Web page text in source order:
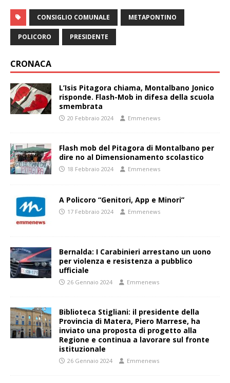
CONSIGLIO COMUNALE METAPONTINO
POLICORO PRESIDENTE
CRONACA
L’Isis Pitagora chiama, Montalbano Jonico
risponde. Flash-Mob in difesa della scuola
smembrata
20 Febbraio 2024 Emmenews
Flash mob del Pitagora di Montalbano per
dire no al Dimensionamento scolastico
18 Febbraio 2024 Emmenews
A Policoro “Genitori, App e Minori”
17 Febbraio 2024 Emmenews
Bernalda: I Carabinieri arrestano un uono
per violenza e resistenza a pubblico
ufficiale
26 Gennaio 2024 Emmenews
Biblioteca Stigliani: il presidente della
Provincia di Matera, Piero Marrese, ha
inviato una proposta di progetto alla
Regione e continua a lavorare sul fronte
istituzionale
26 Gennaio 2024 Emmenews